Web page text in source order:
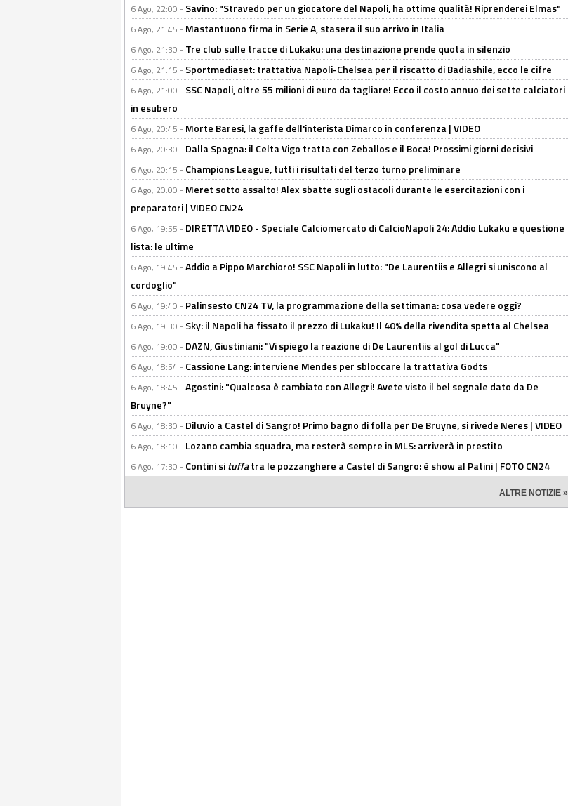
6 Ago, 22:00 - Savino: "Stravedo per un giocatore del Napoli, ha ottime qualità! Riprenderei Elmas"
6 Ago, 21:45 - Mastantuono firma in Serie A, stasera il suo arrivo in Italia
6 Ago, 21:30 - Tre club sulle tracce di Lukaku: una destinazione prende quota in silenzio
6 Ago, 21:15 - Sportmediaset: trattativa Napoli-Chelsea per il riscatto di Badiashile, ecco le cifre
6 Ago, 21:00 - SSC Napoli, oltre 55 milioni di euro da tagliare! Ecco il costo annuo dei sette calciatori
in esubero
6 Ago, 20:45 - Morte Baresi, la gaffe dell'interista Dimarco in conferenza | VIDEO
6 Ago, 20:30 - Dalla Spagna: il Celta Vigo tratta con Zeballos e il Boca! Prossimi giorni decisivi
6 Ago, 20:15 - Champions League, tutti i risultati del terzo turno preliminare
6 Ago, 20:00 - Meret sotto assalto! Alex sbatte sugli ostacoli durante le esercitazioni con i
preparatori | VIDEO CN24
6 Ago, 19:55 - DIRETTA VIDEO - Speciale Calciomercato di CalcioNapoli 24: Addio Lukaku e questione
lista: le ultime
6 Ago, 19:45 -Addio a Pippo Marchioro! SSC Napoli in lutto: "De Laurentiis e Allegri si uniscono al
cordoglio"
6 Ago, 19:40 - Palinsesto CN24 TV, la programmazione della settimana: cosa vedere oggi?
6 Ago, 19:30 - Sky: il Napoli ha fissato il prezzo di Lukaku! Il 40% della rivendita spetta al Chelsea
6 Ago, 19:00 - DAZN, Giustiniani: "Vi spiego la reazione di De Laurentiis al gol di Lucca"
6 Ago, 18:54 - Cassione Lang: interviene Mendes per sbloccare la trattativa Godts
6 Ago, 18:45 -Agostini: "Qualcosa è cambiato con Allegri! Avete visto il bel segnale dato da De
Bruyne?"
6 Ago, 18:30 - Diluvio a Castel di Sangro! Primo bagno di folla per De Bruyne, si rivede Neres | VIDEO
6 Ago, 18:10 - Lozano cambia squadra, ma resterà sempre in MLS: arriverà in prestito
6 Ago, 17:30 - Contini situffatra le pozzanghere a Castel di Sangro: è show al Patini | FOTO CN24
ALTRE NOTIZIE »